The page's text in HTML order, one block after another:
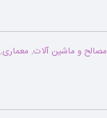
مصالح و ماشین آلات, معماری,